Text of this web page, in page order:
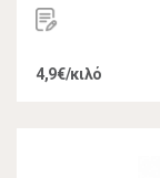
4,9€/κιλό